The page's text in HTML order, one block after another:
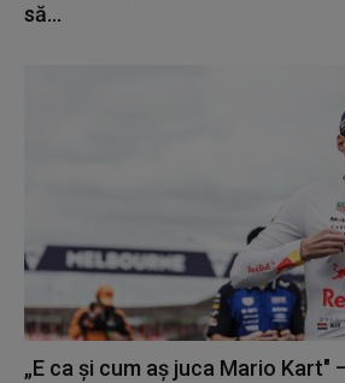
să...
„E ca și cum aș juca Mario Kart"